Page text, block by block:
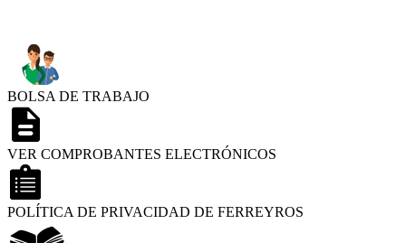
BOLSA DE TRABAJO
VER COMPROBANTES ELECTRÓNICOS
POLÍTICA DE PRIVACIDAD DE FERREYROS